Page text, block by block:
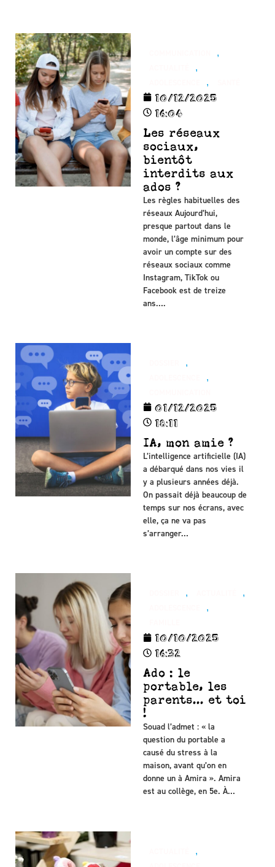
,
,
,
10/12/2025
16:04
Les réseaux
sociaux,
bientôt
interdits aux
ados ?
Les règles habituelles des
réseaux Aujourd’hui,
presque partout dans le
monde, l’âge minimum pour
avoir un compte sur des
réseaux sociaux comme
Instagram, TikTok ou
Facebook est de treize
ans….
,
,
01/12/2025
18:11
IA, mon amie ?
L’intelligence artificielle (IA)
a débarqué dans nos vies il
y a plusieurs années déjà.
On passait déjà beaucoup de
temps sur nos écrans, avec
elle, ça ne va pas
s’arranger…
,
,
,
10/10/2025
16:32
Ado : le
portable, les
parents... et toi
!
Souad l’admet : « la
question du portable a
causé du stress à la
maison, avant qu’on en
donne un à Amira ». Amira
est au collège, en 5e. À…
,